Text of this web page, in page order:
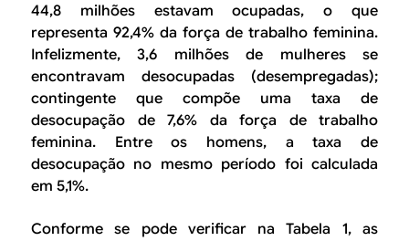
44,8 milhões estavam ocupadas, o que
representa 92,4% da força de trabalho feminina.
Infelizmente, 3,6 milhões de mulheres se
encontravam desocupadas (desempregadas);
contingente que compõe uma taxa de
desocupação de 7,6% da força de trabalho
feminina. Entre os homens, a taxa de
desocupação no mesmo período foi calculada
em 5,1%.
Conforme se pode verificar na Tabela 1, as